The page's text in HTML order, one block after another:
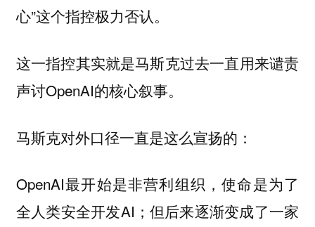
心”这个指控极力否认。
这一指控其实就是马斯克过去一直用来谴责
声讨OpenAI的核心叙事。
马斯克对外口径一直是这么宣扬的：
OpenAI最开始是非营利组织，使命是为了
全人类安全开发AI；但后来逐渐变成了一家